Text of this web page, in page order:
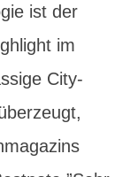
ist der
im
City-